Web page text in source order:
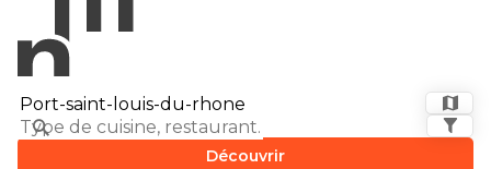
Découvrir